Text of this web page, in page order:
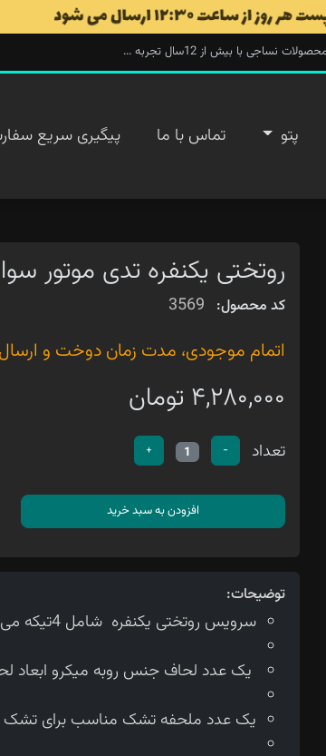
با بیش از 12سال تجربه ...
پتو تماس با ما پیگیری سریع
روتختی یکنفره تدی موتور
کد محصول: 3569
اتمام موجودی، مدت زمان دوخت و ارسال ۲۰ روز کاری
۴,۲۸۰,۰۰۰ تومان
تعداد -
1
+
افزودن به سبد خرید
توضیحات:
سرویس روتختی یکنفره شامل 4تیکه می باشد
یک عدد لحاف جنس روبه میکرو ابعاد لحاف150*210 سانتی متر می
یک عدد ملحفه تشک مناسب برای تشک 90 سانتی متر